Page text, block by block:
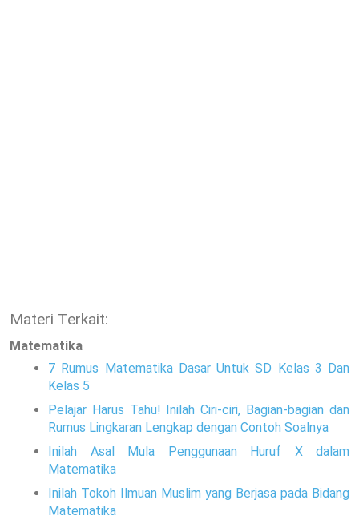
Materi Terkait:
Matematika
7 Rumus Matematika Dasar Untuk SD Kelas 3 Dan
Kelas 5
Pelajar Harus Tahu! Inilah Ciri-ciri, Bagian-bagian dan
Rumus Lingkaran Lengkap dengan Contoh Soalnya
Inilah Asal Mula Penggunaan Huruf X dalam
Matematika
Inilah Tokoh Ilmuan Muslim yang Berjasa pada Bidang
Matematika